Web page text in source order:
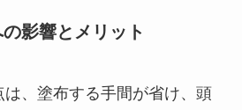
影響とメリット
、塗布する手間が省け、頭